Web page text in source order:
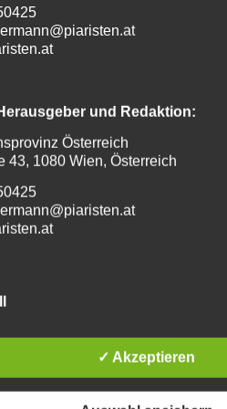
und Redaktion:
Österreich
43, 1080 Wien, Österreich
Datenschutzbeauftragten:
1070 Wien
✓ Akzeptieren